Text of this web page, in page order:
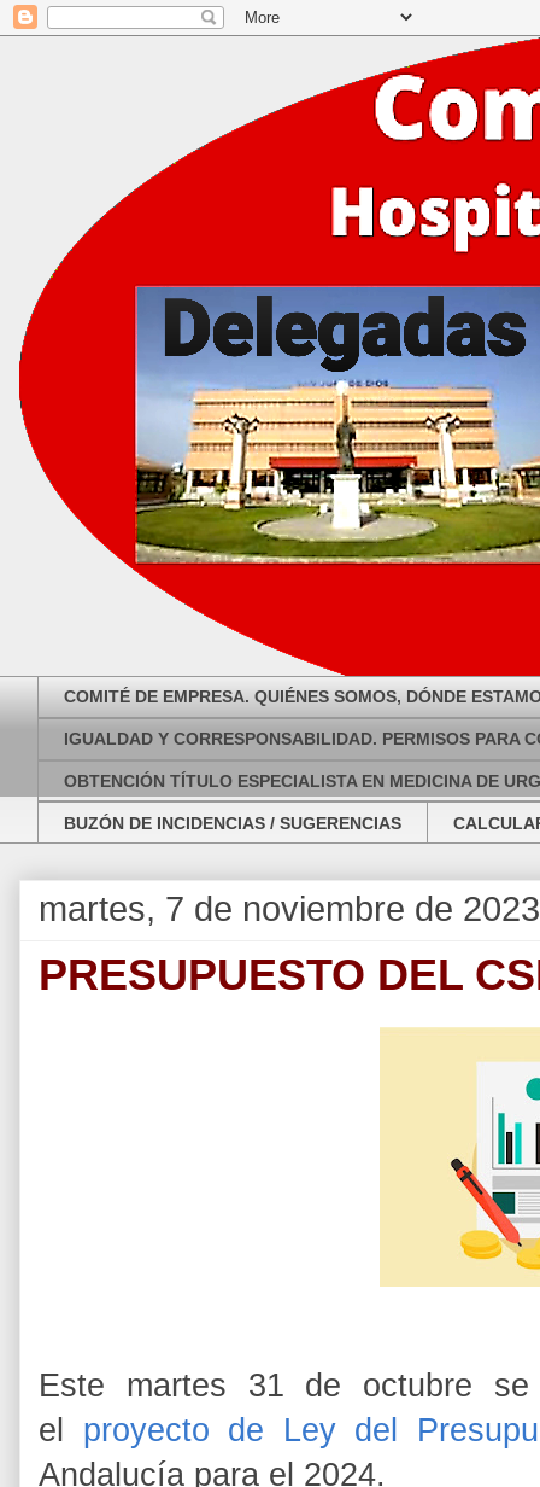
COMITÉ DE EMPRESA. QUIÉNES SOMOS, DÓNDE
IGUALDAD Y CORRESPONSABILIDAD. PERMISOS PARA
OBTENCIÓN TÍTULO ESPECIALISTA EN MEDICINA DE
BUZÓN DE INCIDENCIAS / SUGERENCIAS
martes, 7 de noviembre de 2023
PRESUPUESTO DEL
Este martes 31 de octubre
el proyecto de Ley del
Andalucía para el 2024.